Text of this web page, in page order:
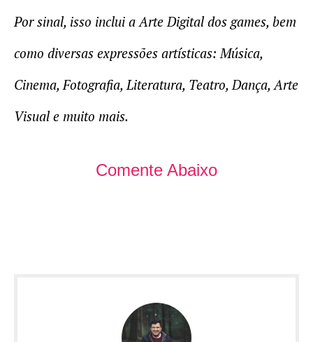
Por sinal, isso inclui a Arte Digital dos games, bem
como diversas expressões artísticas: Música,
Cinema, Fotografia, Literatura, Teatro, Dança, Arte
Visual e muito mais.
Comente Abaixo